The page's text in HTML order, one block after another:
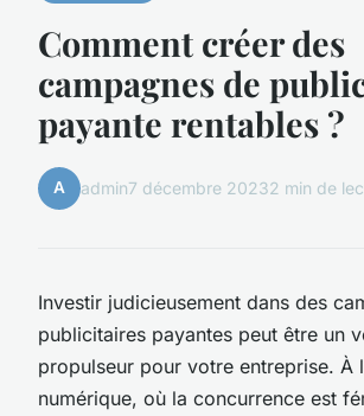
Comment créer des
campagnes de
payante rentables ?
A admin7 décembre 20232 min de
Investir judicieusement dans des
publicitaires payantes peut être un
propulseur pour votre entreprise. À
numérique, où la concurrence est